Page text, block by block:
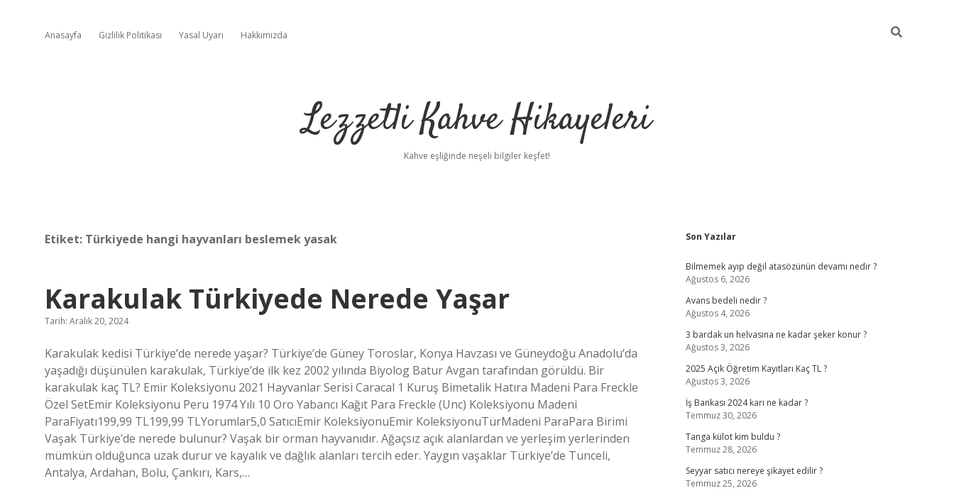
Anasayfa Gizlilik Politikası Yasal Uyarı Hakkımızda
Lezzetli Kahve Hikayeleri
Kahve eşliğinde neşeli bilgiler keşfet!
Etiket: Türkiyede hangi hayvanları beslemek yasak
Karakulak Türkiyede Nerede Yaşar
Tarih: Aralık 20, 2024
Karakulak kedisi Türkiye’de nerede yaşar? Türkiye’de Güney Toroslar, Konya Havzası ve Güneydoğu Anadolu’da
yaşadığı düşünülen karakulak, Türkiye’de ilk kez 2002 yılında Biyolog Batur Avgan tarafından görüldü. Bir
karakulak kaç TL? Emir Koleksiyonu 2021 Hayvanlar Serisi Caracal 1 Kuruş Bimetalik Hatıra Madeni Para Freckle
Özel SetEmir Koleksiyonu Peru 1974 Yılı 10 Oro Yabancı Kağıt Para Freckle (Unc) Koleksiyonu Madeni
ParaFiyatı199,99 TL199,99 TLYorumlar5,0 SatıcıEmir KoleksiyonuEmir KoleksiyonuTürMadeni ParaPara Birimi
Vaşak Türkiye’de nerede bulunur? Vaşak bir orman hayvanıdır. Ağaçsız açık alanlardan ve yerleşim yerlerinden
mümkün olduğunca uzak durur ve kayalık ve dağlık alanları tercih eder. Yaygın vaşaklar Türkiye’de Tunceli,
Antalya, Ardahan, Bolu, Çankırı, Kars,…
Sidebar
Son Yazılar
Bilmemek ayıp değil atasözünün devamı nedir ?
Ağustos 6, 2026
Avans bedeli nedir ?
Ağustos 4, 2026
3 bardak un helvasına ne kadar şeker konur ?
Ağustos 3, 2026
2025 Açık Öğretim Kayıtları Kaç TL ?
Ağustos 3, 2026
İş Bankası 2024 karı ne kadar ?
Temmuz 30, 2026
Tanga külot kim buldu ?
Temmuz 28, 2026
Seyyar satıcı nereye şikayet edilir ?
Temmuz 25, 2026